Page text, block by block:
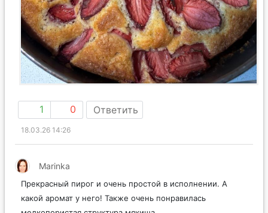
1 0 Ответить
18.03.26 14:26
Marinka
Прекрасный пирог и очень простой в исполнении. А
какой аромат у него! Также очень понравилась